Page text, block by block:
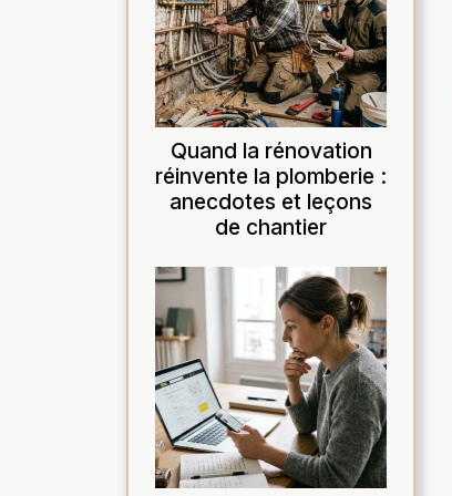
Quand la rénovation
réinvente la plomberie :
anecdotes et leçons
de chantier